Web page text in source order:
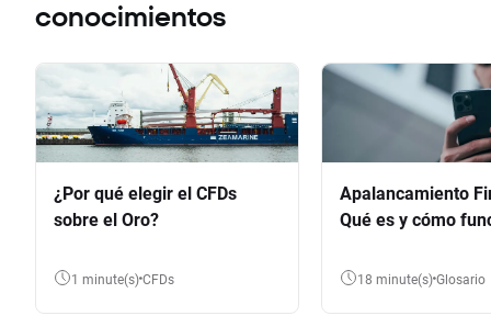
conocimientos
¿Por qué elegir el CFDs
sobre el Oro?
1 minute(s) CFDs
Apalancamiento
Qué es y cómo
18 minute(s) Glosario